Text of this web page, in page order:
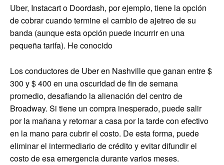
Uber, Instacart o Doordash, por ejemplo, tiene la opción
de cobrar cuando termine el cambio de ajetreo de su
banda (aunque esta opción puede incurrir en una
pequeña tarifa). He conocido
Los conductores de Uber en Nashville que ganan entre $
300 y $ 400 en una oscuridad de fin de semana
promedio, desafiando la alienación del centro de
Broadway. Si tiene un compra inesperado, puede salir
por la mañana y retornar a casa por la tarde con efectivo
en la mano para cubrir el costo. De esta forma, puede
eliminar el intermediario de crédito y evitar difundir el
costo de esa emergencia durante varios meses.